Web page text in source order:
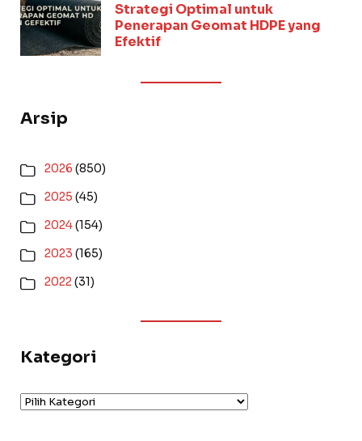
Strategi Optimal untuk
Penerapan Geomat HDPE yang
Efektif
Arsip
2026 (850)
2025 (45)
2024(154)
2023 (165)
2022(31)
Kategori
Kategori